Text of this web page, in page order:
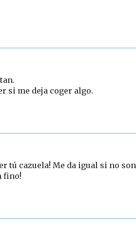
si me deja coger algo.
tú cazuela! Me da igual si no son
fino!